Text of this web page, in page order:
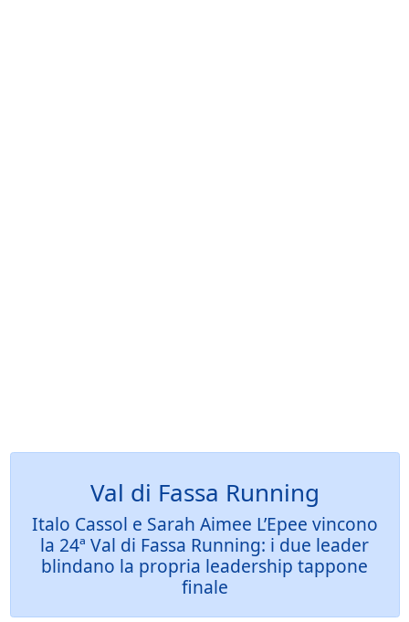
Val di Fassa Running
Italo Cassol e Sarah Aimee L’Epee vincono
la 24ª Val di Fassa Running: i due leader
blindano la propria leadership tappone
finale